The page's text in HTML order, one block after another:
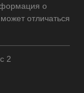
о
отличаться
2